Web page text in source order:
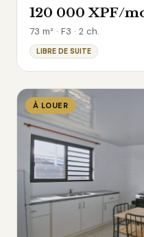
120 000 XPF/
73 m² · F3 · 2 ch.
LIBRE DE SUITE
À LOUER